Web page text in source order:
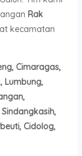
Rak
kecamatan
Cimaragas,
Lumbung,
Cidolog,